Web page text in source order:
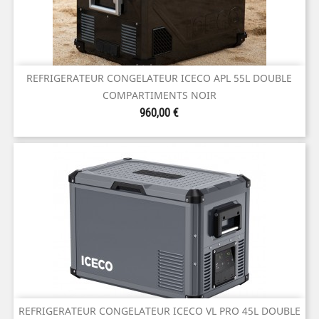
REFRIGERATEUR CONGELATEUR ICECO APL 55L DOUBLE
COMPARTIMENTS NOIR
Prix
960,00 €
REFRIGERATEUR CONGELATEUR ICECO VL PRO 45L DOUBLE